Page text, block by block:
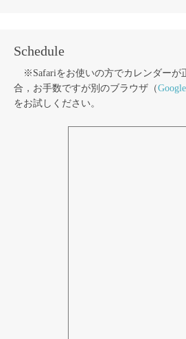
Schedule
※Safariをお使いの方でカレンダーが
合，お手数ですが別のブラウザ（
をお試しください。